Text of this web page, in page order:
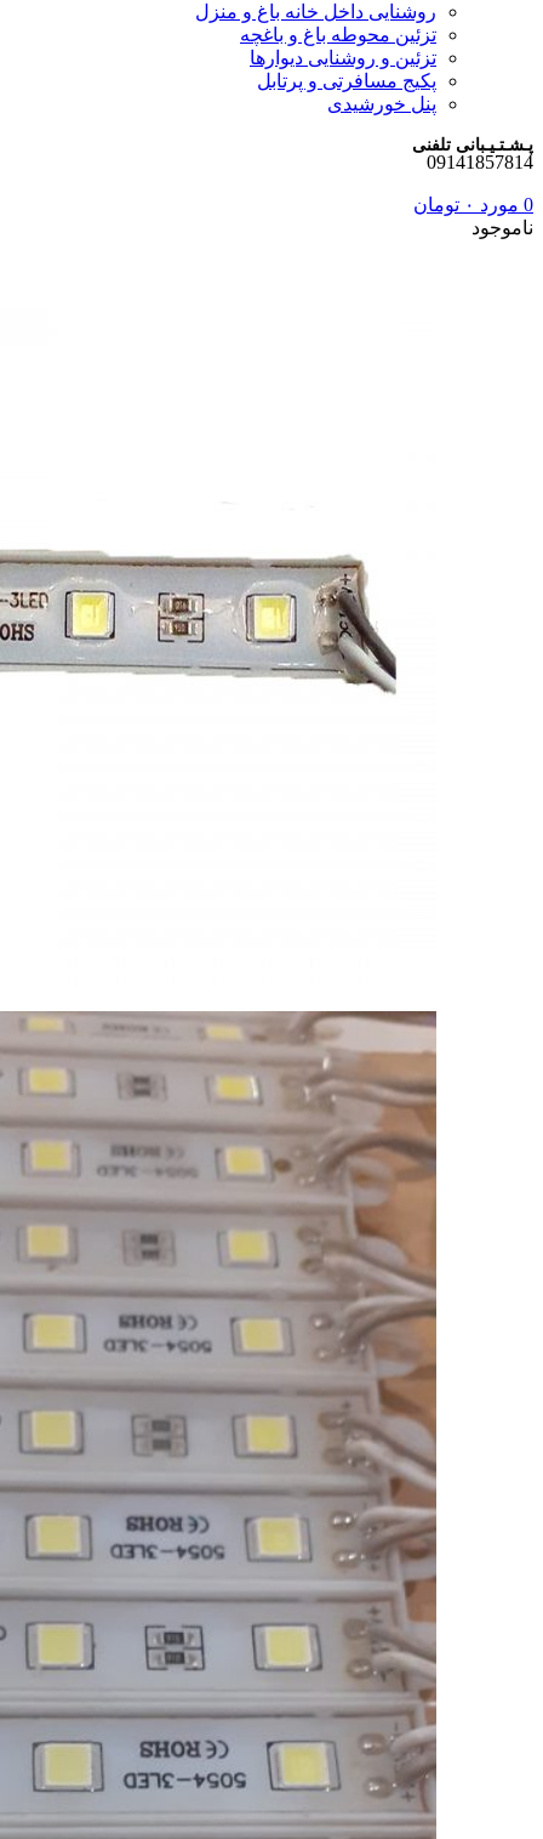
روشنایی داخل خانه باغ و منزل
تزئین محوطه باغ و باغچه
تزئین و روشنایی دیوارها
پکیج مسافرتی و پرتابل
پنل خورشیدی
پـشـتـیـبانی تلفنی
09141857814
0 مورد ۰ تومان
ناموجود